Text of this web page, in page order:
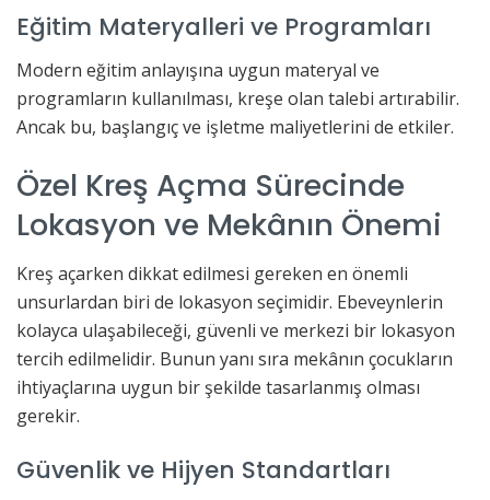
Eğitim Materyalleri ve Programları
Modern eğitim anlayışına uygun materyal ve
programların kullanılması, kreşe olan talebi artırabilir.
Ancak bu, başlangıç ve işletme maliyetlerini de etkiler.
Özel Kreş Açma Sürecinde
Lokasyon ve Mekânın Önemi
Kreş açarken dikkat edilmesi gereken en önemli
unsurlardan biri de lokasyon seçimidir. Ebeveynlerin
kolayca ulaşabileceği, güvenli ve merkezi bir lokasyon
tercih edilmelidir. Bunun yanı sıra mekânın çocukların
ihtiyaçlarına uygun bir şekilde tasarlanmış olması
gerekir.
Güvenlik ve Hijyen Standartları